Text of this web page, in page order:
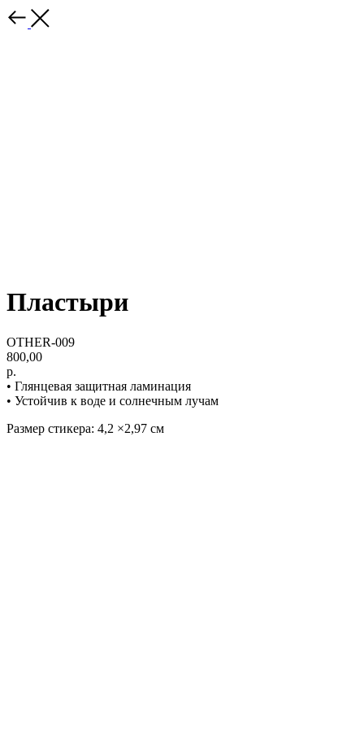
Пластыри
OTHER-009
800,00
р.
• Глянцевая защитная ламинация
• Устойчив к воде и солнечным лучам
Размер стикера: 4,2 ×2,97 см